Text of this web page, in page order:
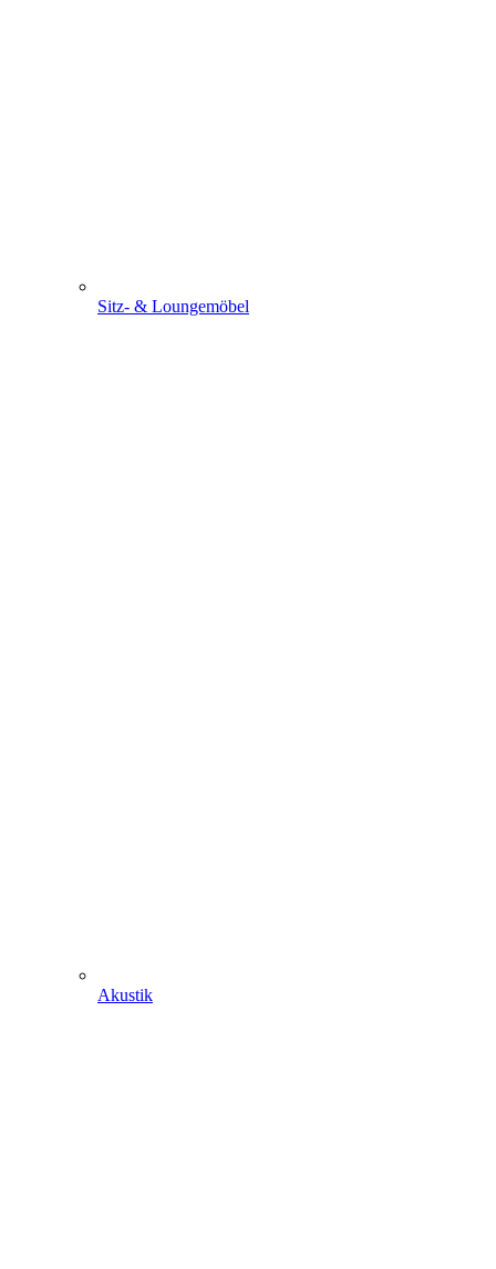
Sitz- & Loungemöbel
Akustik